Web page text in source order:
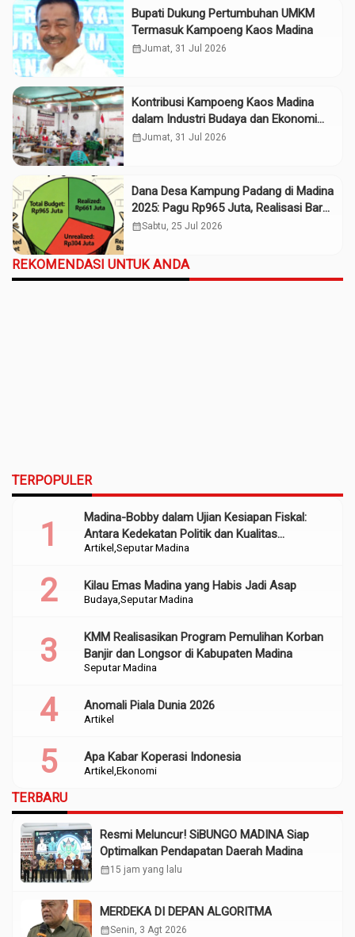
Bupati Dukung Pertumbuhan UMKM
Termasuk Kampoeng Kaos Madina
calendar_monthJumat, 31 Jul 2026
Kontribusi Kampoeng Kaos Madina
dalam Industri Budaya dan Ekonomi
Daerah
calendar_monthJumat, 31 Jul 2026
Dana Desa Kampung Padang di Madina
2025: Pagu Rp965 Juta, Realisasi Baru
Rp661 Juta
calendar_monthSabtu, 25 Jul 2026
REKOMENDASI UNTUK ANDA
TERPOPULER
Artikel Seputar Madina
Madina-Bobby dalam Ujian Kesiapan Fiskal:
Antara Kedekatan Politik dan Kualitas
Perencanaan
Budaya Seputar Madina
Kilau Emas Madina yang Habis Jadi Asap
Seputar Madina
KMM Realisasikan Program Pemulihan Korban
Banjir dan Longsor di Kabupaten Madina
Artikel
Anomali Piala Dunia 2026
Artikel Ekonomi
Apa Kabar Koperasi Indonesia
TERBARU
Resmi Meluncur! SiBUNGO MADINA Siap
Optimalkan Pendapatan Daerah Madina
calendar_month15 jam yang lalu
MERDEKA DI DEPAN ALGORITMA
calendar_monthSenin, 3 Agt 2026